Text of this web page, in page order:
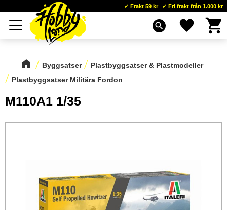
Meny
Frakt 59 kr Fri frakt från 1.000 kr
search Favoriter
Byggsatser
Plastbyggsatser & Plastmodeller
Plastbyggsatser Militära Fordon
M110A1 1/35